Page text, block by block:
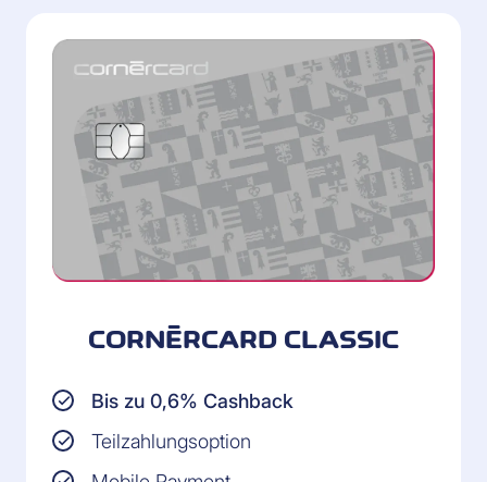
CORNÈRCARD CLASSIC
Bis zu 0,6% Cashback
Teilzahlungsoption